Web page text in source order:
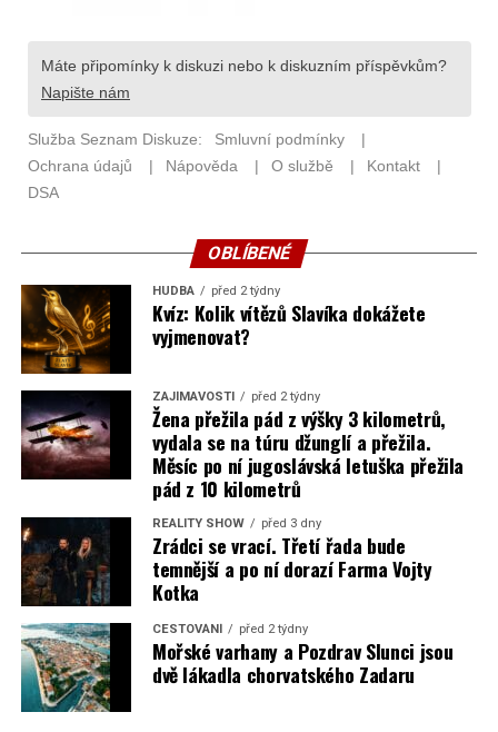
OBLÍBENÉ
HUDBA před 2 týdny
Kvíz: Kolik vítězů Slavíka dokážete
vyjmenovat?
ZAJÍMAVOSTI před 2 týdny
Žena přežila pád z výšky 3 kilometrů,
vydala se na túru džunglí a přežila.
Měsíc po ní jugoslávská letuška přežila
pád z 10 kilometrů
REALITY SHOW před 3 dny
Zrádci se vrací. Třetí řada bude
temnější a po ní dorazí Farma Vojty
Kotka
CESTOVÁNÍ před 2 týdny
Mořské varhany a Pozdrav Slunci jsou
dvě lákadla chorvatského Zadaru